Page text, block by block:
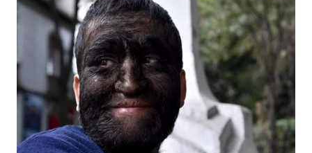
ADVOKAT
WAHANA
INFRASTRUKTUR
WAHANA
KONSUMEN
WAHANA